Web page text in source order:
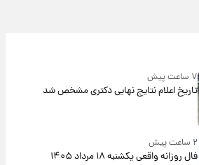
۷ ساعت پیش
تاریخ اعلام نتایج نهایی دکتری مشخص شد
۲ ساعت پیش
فال روزانه واقعی یکشنبه ۱۸ مرداد ۱۴۰۵